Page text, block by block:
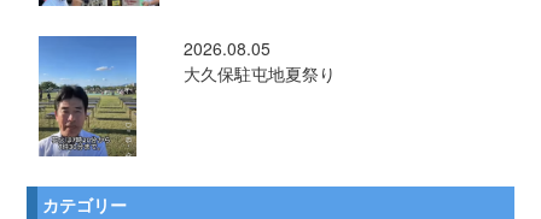
2026.08.05
大久保駐屯地夏祭り
カテゴリー